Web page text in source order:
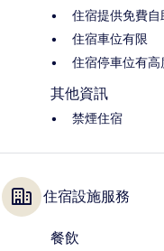
住宿提供免費自
住宿車位有限
住宿停車位有高
其他資訊
禁煙住宿
住宿設施服務
餐飲